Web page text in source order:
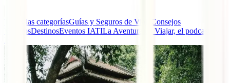
Todas las categoríasGuías y Seguros de Viaje
Consejos
ViajerosDestinosEventos IATILa Aventura de Viajar, el podcast de